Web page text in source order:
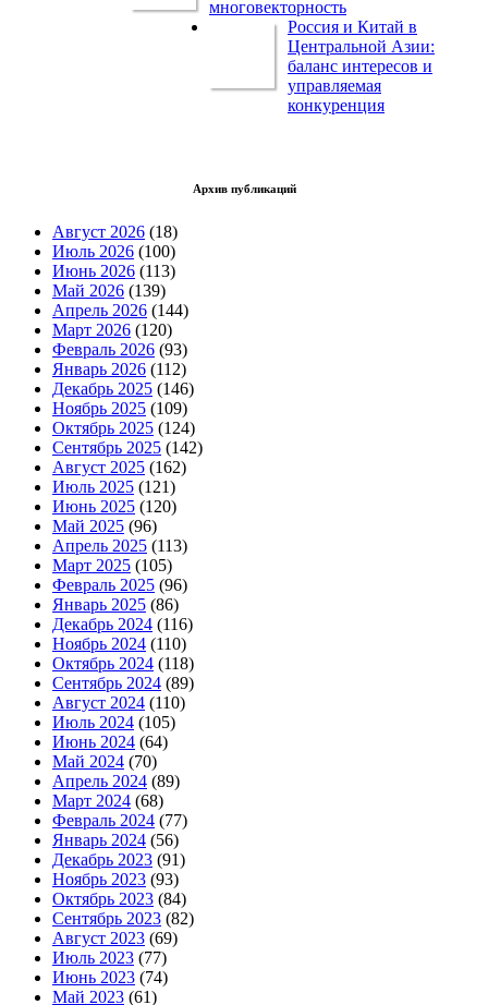
многовекторность
Россия и Китай в
Центральной Азии:
баланс интересов и
управляемая
конкуренция
Архив публикаций
Август 2026 (18)
Июль 2026 (100)
Июнь 2026 (113)
Май 2026 (139)
Апрель 2026 (144)
Март 2026 (120)
Февраль 2026 (93)
Январь 2026 (112)
Декабрь 2025 (146)
Ноябрь 2025 (109)
Октябрь 2025 (124)
Сентябрь 2025 (142)
Август 2025 (162)
Июль 2025 (121)
Июнь 2025 (120)
Май 2025 (96)
Апрель 2025 (113)
Март 2025 (105)
Февраль 2025 (96)
Январь 2025 (86)
Декабрь 2024 (116)
Ноябрь 2024 (110)
Октябрь 2024 (118)
Сентябрь 2024 (89)
Август 2024 (110)
Июль 2024 (105)
Июнь 2024 (64)
Май 2024 (70)
Апрель 2024 (89)
Март 2024 (68)
Февраль 2024 (77)
Январь 2024 (56)
Декабрь 2023 (91)
Ноябрь 2023 (93)
Октябрь 2023 (84)
Сентябрь 2023 (82)
Август 2023 (69)
Июль 2023 (77)
Июнь 2023 (74)
Май 2023 (61)